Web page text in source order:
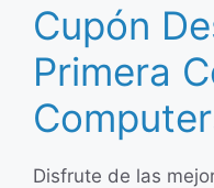
Cupón
Primera
Disfrute de las